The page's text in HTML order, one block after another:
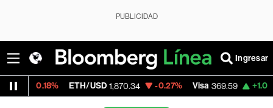
PUBLICIDAD
Ingresar
ETH/USD 1,870.34 -0.27% Visa 369.59 +1.07%